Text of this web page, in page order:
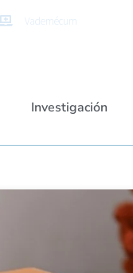
Vademécum
Investigación